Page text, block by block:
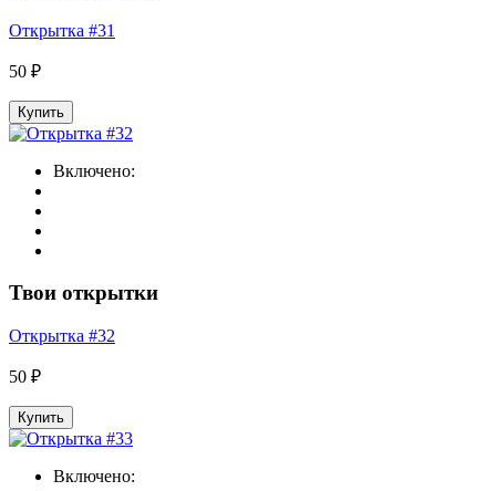
Открытка #31
50 ₽
Купить
Включено:
Твои открытки
Открытка #32
50 ₽
Купить
Включено: